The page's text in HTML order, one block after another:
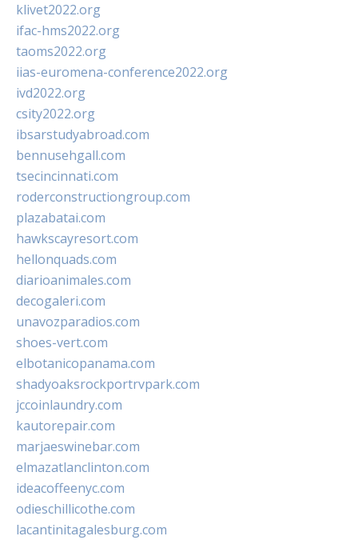
klivet2022.org
ifac-hms2022.org
taoms2022.org
iias-euromena-conference2022.org
ivd2022.org
csity2022.org
ibsarstudyabroad.com
bennusehgall.com
tsecincinnati.com
roderconstructiongroup.com
plazabatai.com
hawkscayresort.com
hellonquads.com
diarioanimales.com
decogaleri.com
unavozparadios.com
shoes-vert.com
elbotanicopanama.com
shadyoaksrockportrvpark.com
jccoinlaundry.com
kautorepair.com
marjaeswinebar.com
elmazatlanclinton.com
ideacoffeenyc.com
odieschillicothe.com
lacantinitagalesburg.com